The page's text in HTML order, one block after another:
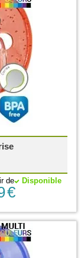
Disponible
de
€